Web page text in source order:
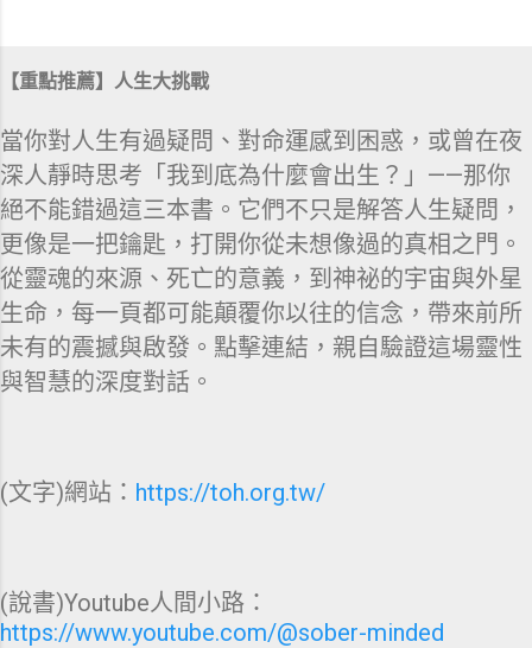
【重點推薦】人生大挑戰
當你對人生有過疑問、對命運感到困惑，或曾在夜
深人靜時思考「我到底為什麼會出生？」——那你
絕不能錯過這三本書。它們不只是解答人生疑問，
更像是一把鑰匙，打開你從未想像過的真相之門。
從靈魂的來源、死亡的意義，到神祕的宇宙與外星
生命，每一頁都可能顛覆你以往的信念，帶來前所
未有的震撼與啟發。點擊連結，親自驗證這場靈性
與智慧的深度對話。
(文字)網站： https://toh.org.tw/
(說書)Youtube人間小路：
https://www.youtube.com/@sober-minded